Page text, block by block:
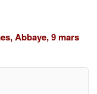
Abbaye, 9 mars